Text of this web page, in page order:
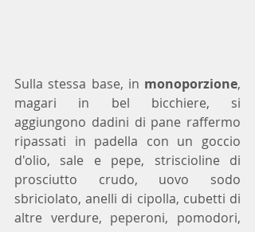
Sulla stessa base, in monoporzione,
magari in bel bicchiere, si
aggiungono dadini di pane raffermo
ripassati in padella con un goccio
d'olio, sale e pepe, striscioline di
prosciutto crudo, uovo sodo
sbriciolato, anelli di cipolla, cubetti di
altre verdure, peperoni, pomodori,